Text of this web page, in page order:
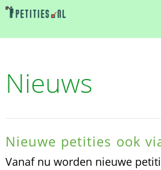
Nieuws
Nieuwe petities ook
Vanaf nu worden nieuwe